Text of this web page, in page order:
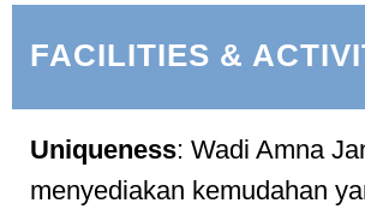
FACILITIES &
Uniqueness: Wadi Amna
menyediakan kemudahan